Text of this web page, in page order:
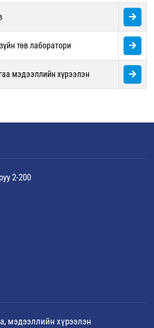
төв лаборатори
мэдээллийн хүрээлэн
2-200
мэдээллийн хүрээлэн